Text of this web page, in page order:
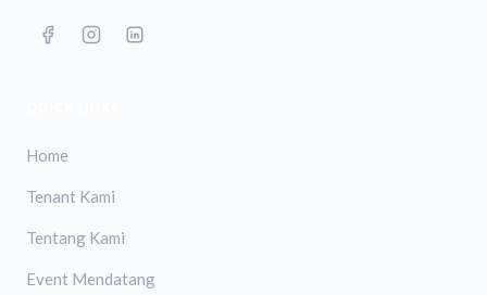
Home
Tenant Kami
Tentang Kami
Event Mendatang